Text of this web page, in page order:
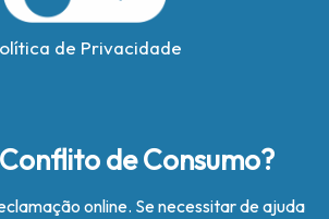
de Privacidade
de Consumo?
online. Se necessitar de ajuda